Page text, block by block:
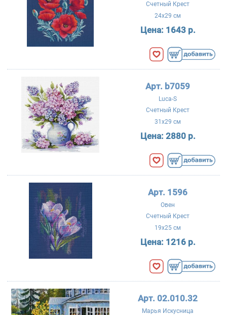
Счетный Крест
24x29 см
Цена: 1643 р.
Арт. b7059
Luca-S
Счетный Крест
31x29 см
Цена: 2880 р.
Арт. 1596
Овен
Счетный Крест
19x25 см
Цена: 1216 р.
Арт. 02.010.32
Марья Искусница